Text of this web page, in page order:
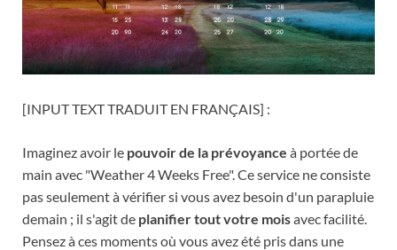
[INPUT TEXT TRADUIT EN FRANÇAIS] :
Imaginez avoir le pouvoir de la prévoyance à portée de
main avec "Weather 4 Weeks Free". Ce service ne consiste
pas seulement à vérifier si vous avez besoin d'un parapluie
demain ; il s'agit de planifier tout votre moisavec facilité.
Pensez à ces moments où vous avez été pris dans une